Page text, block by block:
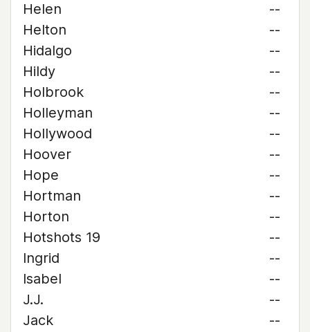
Helen
--
Helton
--
Hidalgo
--
Hildy
--
Holbrook
--
Holleyman
--
Hollywood
--
Hoover
--
Hope
--
Hortman
--
Horton
--
Hotshots 19
--
Ingrid
--
Isabel
--
J.J.
--
Jack
--